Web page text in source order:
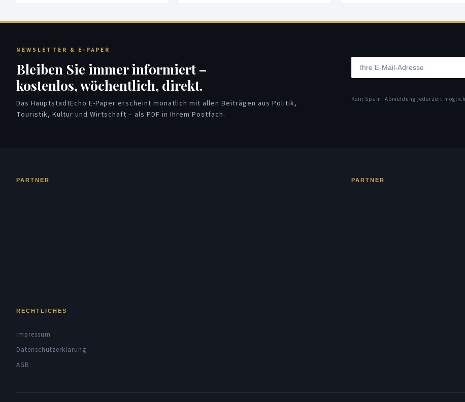
NEWSLETTER & E-PAPER
Bleiben Sie immer informiert –
kostenlos, wöchentlich, direkt.
Das HauptstadtEcho E-Paper erscheint monatlich mit allen Beiträgen aus Politik,
Touristik, Kultur und Wirtschaft – als PDF in Ihrem Postfach.
Kein Spam. Abmeldung jederzeit
PARTNER PARTNER
RECHTLICHES
Impressum
Datenschutzerklärung
AGB